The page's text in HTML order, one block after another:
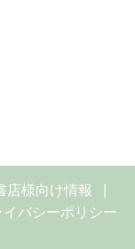
店様向け情報
イバシーポリシー